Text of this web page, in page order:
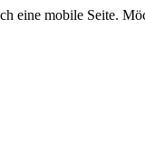
eine mobile Seite.